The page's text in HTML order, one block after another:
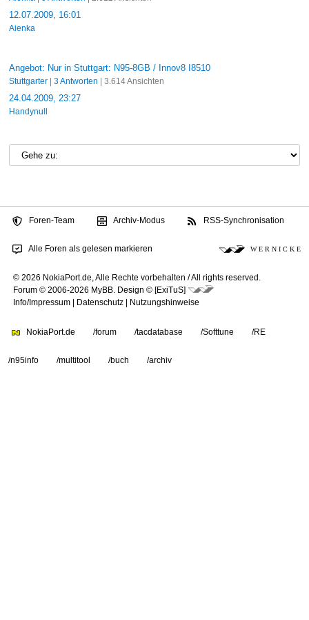
12.07.2009, 16:01
Aienka
Angebot: Nur in Stuttgart: N95-8GB / Innov8 I8510
Stuttgarter| 3 Antworten | 3.614 Ansichten
24.04.2009, 23:27
Handynull
Foren-Team Archiv-Modus RSS-Synchronisation
Alle Foren als gelesen markieren W E R N I C K E
© 2026 NokiaPort.de,Alle Rechte vorbehalten /All rights reserved.
Forum © 2006-2026 MyBB. Design © [ExiTuS]
Info/Impressum
Datenschutz Nutzungshinweise
NokiaPort.de /forum /tacdatabase /Softtune /RE
/n95info /multitool /buch /archiv